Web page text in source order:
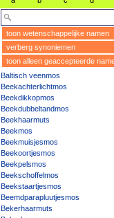
toon wetenschappelijke namen
verberg synoniemen
toon alleen geaccepteerde
Baltisch veenmos
Beekachterlichtmos
Beekdikkopmos
Beekdubbeltandmos
Beekhaarmuts
Beekmos
Beekmuisjesmos
Beekoortjesmos
Beekpelsmos
Beekschoffelmos
Beekstaartjesmos
Beemdparapluutjesmos
Bekerhaarmuts